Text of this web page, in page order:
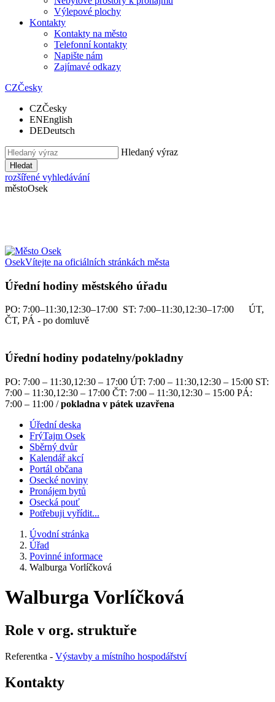
Výlepové plochy
Kontakty
Kontakty na město
Telefonní kontakty
Napište nám
Zajímavé odkazy
CZČesky
CZČesky
ENEnglish
DEDeutsch
Hledaný výraz
Hledat
rozšířené vyhledávání
městoOsek
OsekVítejte na oficiálních stránkách města
Úřední hodiny městského úřadu
PO: 7:00–11:30,12:30–17:00 ST: 7:00–11:30,12:30–17:00 ÚT,
ČT, PÁ - po domluvě
Úřední hodiny podatelny/pokladny
PO: 7:00 – 11:30,12:30 – 17:00 ÚT: 7:00 – 11:30,12:30 – 15:00 ST:
7:00 – 11:30,12:30 – 17:00 ČT: 7:00 – 11:30,12:30 – 15:00 PÁ:
7:00 – 11:00 /pokladna v pátek uzavřena
Úřední deska
FrýTajm Osek
Sběrný dvůr
Kalendář akcí
Portál občana
Osecké noviny
Pronájem bytů
Osecká pouť
Potřebuji vyřídit...
Úvodní stránka
Úřad
Povinné informace
Walburga Vorlíčková
Walburga Vorlíčková
Role v org. struktuře
Referentka - Výstavby a místního hospodářství
Kontakty